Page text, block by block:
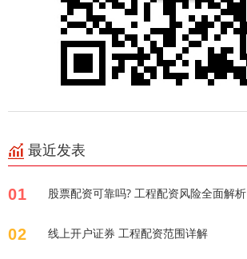
最近发表
01 股票配资可靠吗? 工程配资风险全面解析
02 线上开户证券 工程配资范围详解